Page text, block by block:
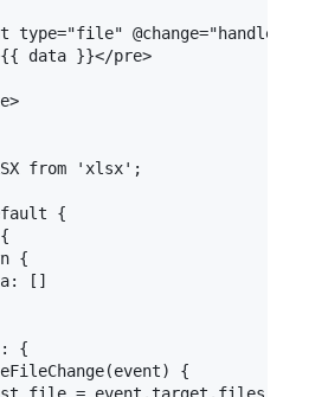
type="file" @change=
{{ data }}</pre>
>
from 'xlsx' ;
{
{
: []
: {
(event) {